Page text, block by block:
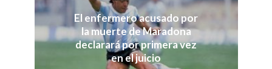
El enfermero acusado por
la muerte de Maradona
declarará por primera vez
en el juicio